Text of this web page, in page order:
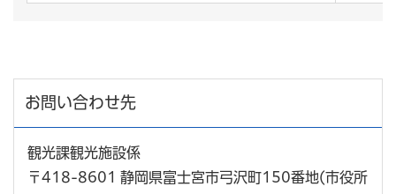
お問い合わせ先
観光課観光施設係
〒418-8601 静岡県富士宮市弓沢町150番地(市役所